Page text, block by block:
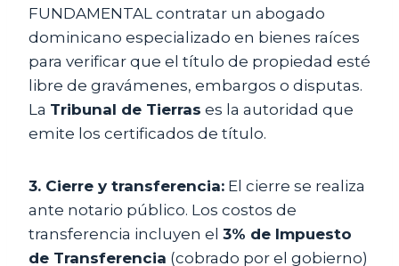
FUNDAMENTAL contratar un abogado
dominicano especializado en bienes raíces
para verificar que el título de propiedad esté
libre de gravámenes, embargos o disputas.
La Tribunal de Tierras es la autoridad que
emite los certificados de título.
3. Cierre y transferencia: El cierre se realiza
ante notario público. Los costos de
transferencia incluyen el 3% de Impuesto
de Transferencia (cobrado por el gobierno)